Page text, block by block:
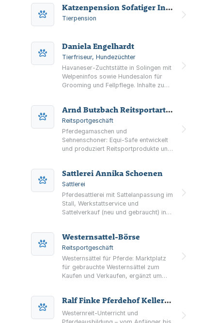
Katzenpension Sofatiger Ingeborg Saes
Tierpension
Daniela Engelhardt
Tierfriseur, Hundezüchter
Havaneser-Zuchtstätte in Solingen mit
Welpeninfos sowie Hundesalon für
Grooming und Fellpflege. Inhalte zu
Arnd Butzbach Reitsportartikel EquiSafe
Reitsportgeschäft
Pferdegamaschen und
Sehnenschoner: Equi-Safe entwickelt
und produziert Reitsportprodukte und
Hilfe-Artikel fürs Pferd.
Sattlerei Annika Schoenen
Sattlerei
Pferdesattlerei mit Sattelanpassung im
Stall, Werkstattservice und
Sattelverkauf (neu und gebraucht) in
Westernsattel-Börse
Reitsportgeschäft
Westernsättel für Pferde: Marktplatz
für gebrauchte Westernsättel zum
Kaufen und Verkaufen, ergänzt um
(Standort Solingen).
Ralf Finke Pferdehof Kellerwald Reitstall
Westernreit-Unterricht und